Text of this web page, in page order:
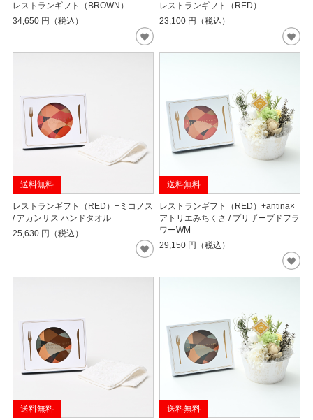
レストランギフト（BROWN）
34,650 円（税込）
レストランギフト（RED）
23,100 円（税込）
送料無料
レストランギフト（RED）+ミコノス
/ アカンサス ハンドタオル
25,630 円（税込）
送料無料
レストランギフト（RED）+antina×
アトリエみちくさ / プリザーブドフラ
ワーWM
29,150 円（税込）
送料無料 送料無料